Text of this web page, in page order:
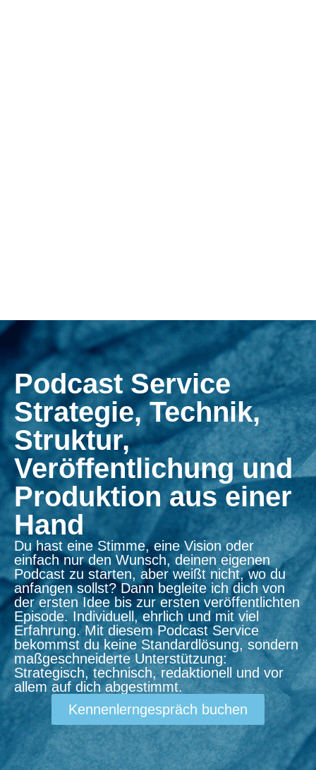
Podcast Service
Strategie, Technik,
Struktur,
Veröffentlichung und
Produktion aus einer
Hand
Du hast eine Stimme, eine Vision oder
einfach nur den Wunsch, deinen eigenen
Podcast zu starten, aber weißt nicht, wo du
anfangen sollst? Dann begleite ich dich von
der ersten Idee bis zur ersten veröffentlichten
Episode. Individuell, ehrlich und mit viel
Erfahrung. Mit diesem Podcast Service
bekommst du keine Standardlösung, sondern
maßgeschneiderte Unterstützung:
Strategisch, technisch, redaktionell und vor
allem auf dich abgestimmt.
Kennenlerngespräch buchen